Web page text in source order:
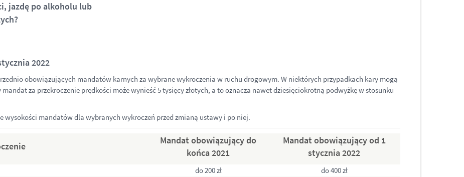
jazdę po alkoholu lub
2022
obowiązujących mandatów karnych za wybrane wykroczenia w ruchu drogowym. W niektórych przypadkach kary mogą
za przekroczenie prędkości może wynieść 5 tysięcy złotych, a to oznacza nawet dziesięciokrotną podwyżkę w stosunku
mandatów dla wybranych wykroczeń przed zmianą ustawy i po niej.
Mandat obowiązujący do
końca 2021
Mandat obowiązujący od 1
stycznia 2022
do 200 zł
do 400 zł